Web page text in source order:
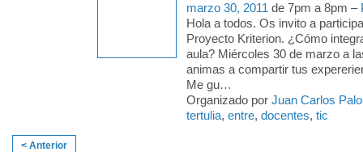
marzo 30, 2011 de 7pm a 8pm –
Hola a todos. Os invito a
Proyecto Kriterion. ¿Cómo
aula? Miércoles 30 de marzo a
animas a compartir tus
Me gu…
Organizado por Juan Carlos
tertulia, entre, docentes, tic
< Anterior